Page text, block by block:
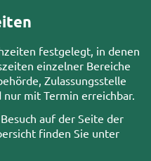
festgelegt, in denen
einzelner Bereiche
Zulassungsstelle
mit Termin erreichbar.
auf der Seite der
finden Sie unter